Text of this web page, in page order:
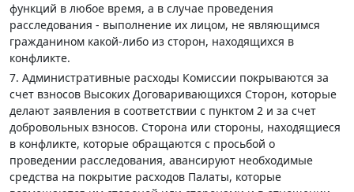
функций в любое время, а в случае проведения
расследования - выполнение их лицом, не являющимся
гражданином какой-либо из сторон, находящихся в
конфликте.
7. Административные расходы Комиссии покрываются за
счет взносов Высоких Договаривающихся Сторон, которые
делают заявления в соответствии с пунктом 2 и за счет
добровольных взносов. Сторона или стороны, находящиеся
в конфликте, которые обращаются с просьбой о
проведении расследования, авансируют необходимые
средства на покрытие расходов Палаты, которые